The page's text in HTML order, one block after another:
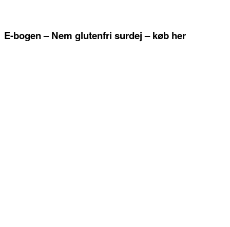
E-bogen – Nem glutenfri surdej – køb her